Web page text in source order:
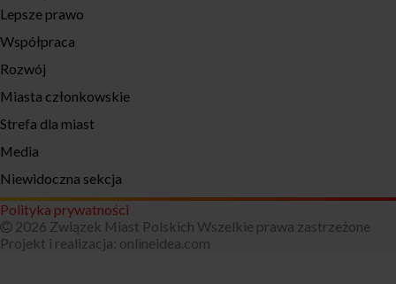
Lepsze prawo
Współpraca
Rozwój
Miasta członkowskie
Strefa dla miast
Media
Niewidoczna sekcja
Polityka prywatności
2026 Związek Miast Polskich Wszelkie prawa zastrzeżone
Projekt i realizacja: onlineidea.com